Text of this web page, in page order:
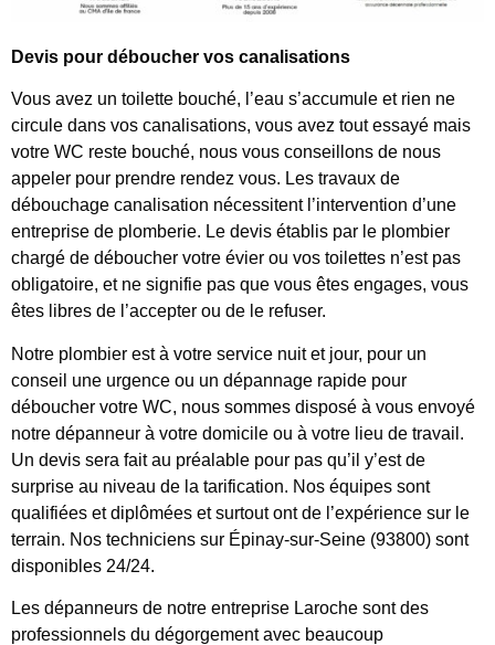
Devis pour déboucher vos canalisations
Vous avez un toilette bouché, l’eau s’accumule et rien ne
circule dans vos canalisations, vous avez tout essayé mais
votre WC reste bouché, nous vous conseillons de nous
appeler pour prendre rendez vous. Les travaux de
débouchage canalisation nécessitent l’intervention d’une
entreprise de plomberie. Le devis établis par le plombier
chargé de déboucher votre évier ou vos toilettes n’est pas
obligatoire, et ne signifie pas que vous êtes engages, vous
êtes libres de l’accepter ou de le refuser.
Notre plombier est à votre service nuit et jour, pour un
conseil une urgence ou un dépannage rapide pour
déboucher votre WC, nous sommes disposé à vous envoyé
notre dépanneur à votre domicile ou à votre lieu de travail.
Un devis sera fait au préalable pour pas qu’il y’est de
surprise au niveau de la tarification. Nos équipes sont
qualifiées et diplômées et surtout ont de l’expérience sur le
terrain. Nos techniciens sur Épinay-sur-Seine (93800) sont
disponibles 24/24.
Les dépanneurs de notre entreprise Laroche sont des
professionnels du dégorgement avec beaucoup